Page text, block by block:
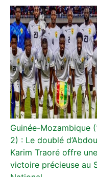
Guinée-Mozambique
2) : Le doublé
Karim Traoré offre une
victoire précieuse au